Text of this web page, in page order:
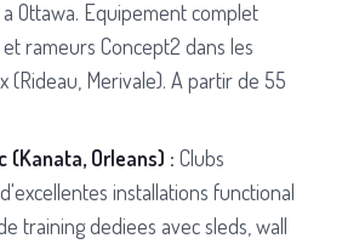
Ottawa. Equipement complet
rameurs Concept2 dans les
(Rideau, Merivale). A partir de 55
(Kanata, Orleans) : Clubs
installations functional
training dediees avec sleds, wall